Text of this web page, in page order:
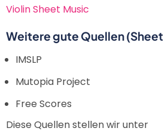
Violin Sheet Music
Weitere gute Quellen (Sheet
IMSLP
Mutopia Project
Free Scores
Diese Quellen stellen wir unter